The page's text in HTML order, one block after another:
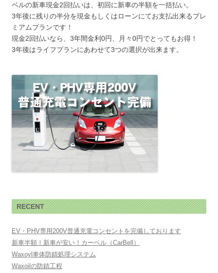
ベルの新車現金2回払いは、初回に新車の半額を一括払い。
3年後に残りの半分を現金もしくはローンにてお支払出来るプレ
ミアムプランです！
現金2回払いなら、3年間金利0円、月々0円でとってもお得！
3年後はライフプランにあわせて3つの選択が出来ます。
RECENT
EV・PHV専用200V普通充電コンセントを完備しております
新車半額！新車が安い！カーベル（CarBell）
Waxoyl車体防錆処理システム
Waxoilの防錆工程